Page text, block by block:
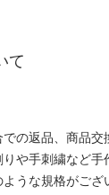
て
での返品、商品交
りや手刺繍など手
うな規格がござ